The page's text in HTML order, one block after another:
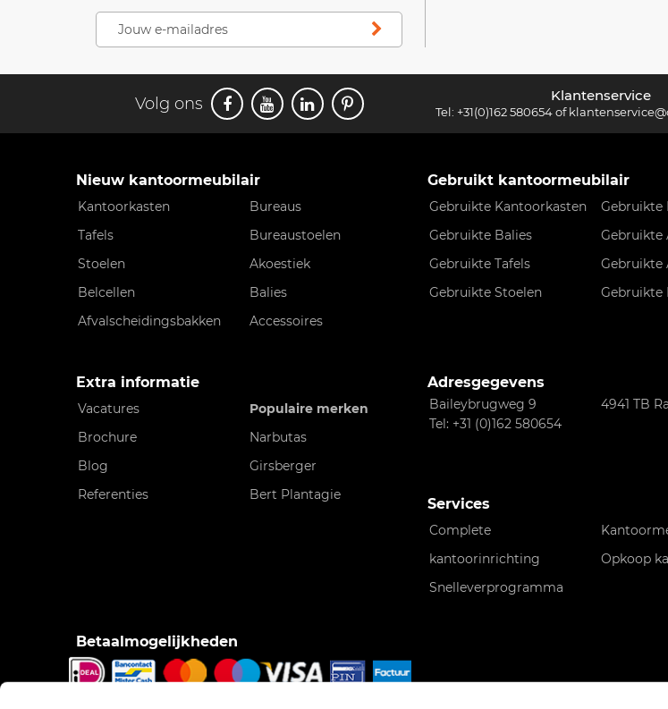
Volg ons Klantenservice
Tel: +31(0)162 580654of
Nieuw kantoormeubilair
Kantoorkasten
Bureaus
Tafels
Bureaustoelen
Stoelen
Akoestiek
Belcellen
Balies
Afvalscheidingsbakken
Accessoires
Extra informatie
Vacatures
Populaire merken
Brochure
Narbutas
Blog
Girsberger
Referenties
Bert Plantagie
Betaalmogelijkheden
Gebruikt kantoormeubilair
Gebruikte Kantoorkasten
Gebruikte
Gebruikte Balies
Gebruikte
Gebruikte Tafels
Gebruikte
Gebruikte Stoelen
Gebruikte
Adresgegevens
Baileybrugweg 9
4941 TB
Tel: +31 (0)162 580654
Services
Complete
kantoorinrichting
Opkoop
Snelleverprogramma